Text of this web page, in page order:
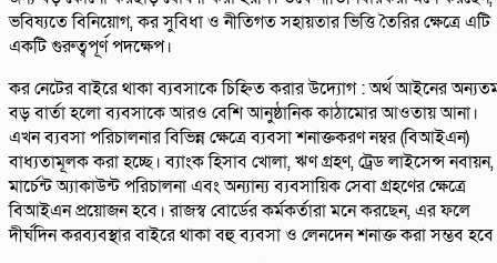
ভবিষ্যতে বিনিয়োগ, কর সুবিধা ও নীতিগত সহায়তার ভিত্তি তৈরির ক্ষেত্রে এটি
একটি গুরুত্বপূর্ণ পদক্ষেপ।
কর নেটের বাইরে থাকা ব্যবসাকে চিহ্নিত করার উদ্যোগ : অর্থ আইনের
বড় বার্তা হলো ব্যবসাকে আরও বেশি আনুষ্ঠানিক কাঠামোর আওতায় আনা।
এখন ব্যবসা পরিচালনার বিভিন্ন ক্ষেত্রে ব্যবসা শনাক্তকরণ নম্বর (বিআইএন)
বাধ্যতামূলক করা হচ্ছে। ব্যাংক হিসাব খোলা, ঋণ গ্রহণ, ট্রেড লাইসেন্স নবায়ন,
মার্চেন্ট অ্যাকাউন্ট পরিচালনা এবং অন্যান্য ব্যবসায়িক সেবা গ্রহণের ক্ষেত্রে
বিআইএন প্রয়োজন হবে। রাজস্ব বোর্ডের কর্মকর্তারা মনে করছেন, এর ফলে
দীর্ঘদিন করব্যবস্থার বাইরে থাকা বহু ব্যবসা ও লেনদেন শনাক্ত করা সম্ভব